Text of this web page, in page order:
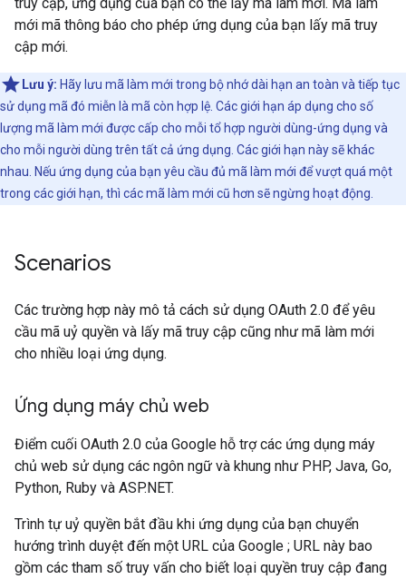
mới mã thông báo cho phép ứng dụng của bạn lấy mã truy
cập mới.
Lưu ý: Hãy lưu mã làm mới trong bộ nhớ dài hạn an toàn và tiếp tục
sử dụng mã đó miễn là mã còn hợp lệ. Các giới hạn áp dụng cho số
lượng mã làm mới được cấp cho mỗi tổ hợp người dùng-ứng dụng và
cho mỗi người dùng trên tất cả ứng dụng. Các giới hạn này sẽ khác
nhau. Nếu ứng dụng của bạn yêu cầu đủ mã làm mới để vượt quá một
trong các giới hạn, thì các mã làm mới cũ hơn sẽ ngừng hoạt động.
Scenarios
Các trường hợp này mô tả cách sử dụng OAuth 2.0 để yêu
cầu mã uỷ quyền và lấy mã truy cập cũng như mã làm mới
cho nhiều loại ứng dụng.
Ứng dụng máy chủ web
Điểm cuối OAuth 2.0 của Google hỗ trợ các ứng dụng máy
chủ web sử dụng các ngôn ngữ và khung như PHP, Java, Go,
Python, Ruby và ASP.NET.
Trình tự uỷ quyền bắt đầu khi ứng dụng của bạn chuyển
hướng trình duyệt đến một URL của Google ; URL này bao
gồm các tham số truy vấn cho biết loại quyền truy cập đang